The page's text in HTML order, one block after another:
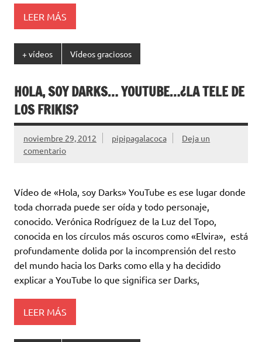
LEER MÁS
+ vídeos Vídeos graciosos
HOLA, SOY DARKS… YOUTUBE…¿LA TELE DE
LOS FRIKIS?
noviembre 29, 2012 pipipagalacoca
Deja un
comentario
Vídeo de «Hola, soy Darks» YouTube es ese lugar donde
toda chorrada puede ser oída y todo personaje,
conocido. Verónica Rodríguez de la Luz del Topo,
conocida en los círculos más oscuros como «Elvira», está
profundamente dolida por la incomprensión del resto
del mundo hacia los Darks como ella y ha decidido
explicar a YouTube lo que significa ser Darks,
LEER MÁS